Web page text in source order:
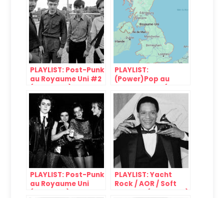
PLAYLIST: Post-Punk
au Royaume Uni #2
(1978-1980)
PLAYLIST:
(Power)Pop au
Royaume Uni (1977-
1981)
PLAYLIST: Post-Punk
au Royaume Uni
(1978-1981)
PLAYLIST: Yacht
Rock / AOR / Soft
Rock #2 (1980-1983)